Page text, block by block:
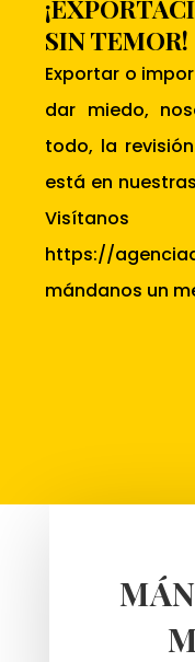
SIN TEMOR!
Exportar o
dar miedo,
todo, la
está en
https://
mándanos un